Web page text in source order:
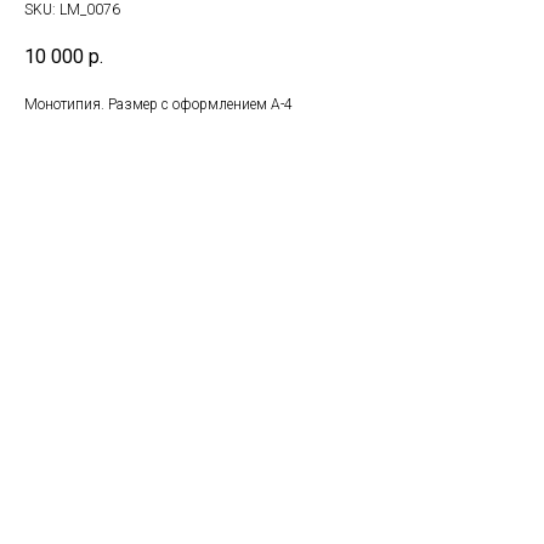
SKU: LM_0076
10 000 р.
Монотипия. Размер с оформлением А-4